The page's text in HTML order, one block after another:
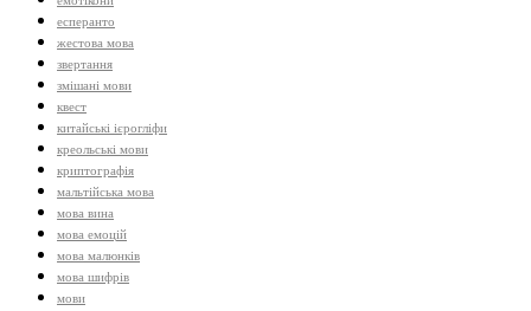
есперанто
жестова мова
звертання
змішані мови
квест
китайські ієрогліфи
креольські мови
криптографія
мальтійська мова
мова вина
мова емоцій
мова малюнків
мова шифрів
мови